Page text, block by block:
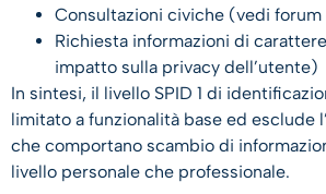
Consultazioni civiche (vedi forum
Richiesta informazioni di
impatto sulla privacy dell’utente)
In sintesi, il livello SPID 1 di
limitato a funzionalità base ed esclude
che comportano scambio di
livello personale che professionale.